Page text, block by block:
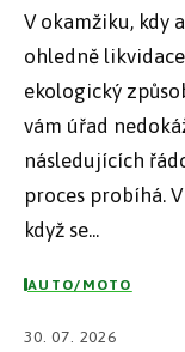
V okamžiku, kdy
ohledně
ekologický
vám úřad
následujících
proces probíhá.
když se...
AUTO/MOTO
30. 07. 2026